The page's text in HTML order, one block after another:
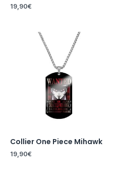
19,90€
Collier One Piece Mihawk
19,90€